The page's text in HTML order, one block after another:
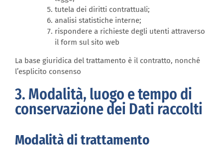
tutela dei diritti contrattuali;
analisi statistiche interne;
rispondere a richieste degli utenti attraverso
il form sul sito web
La base giuridica del trattamento è il contratto, nonché
l’esplicito consenso
3. Modalità, luogo e tempo di
conservazione dei Dati raccolti
Modalità di trattamento